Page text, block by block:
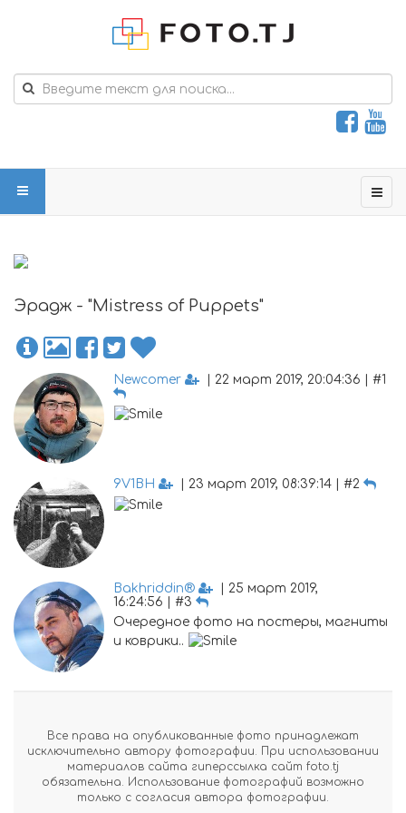
Эрадж - "Mistress of Puppets"
Newcomer | 22 март 2019, 20:04:36 | #1
9V1BH | 23 март 2019, 08:39:14 | #2
Bakhriddin®
| 25 март 2019,
16:24:56 | #3
Очередное фото на постеры, магниты
и коврики..
Все права на опубликованные фото принадлежат
исключительно автору фотографии. При использовании
материалов сайта гиперссылка сайт foto.tj
обязательна. Использование фотографий возможно
только с согласия автора фотографии.